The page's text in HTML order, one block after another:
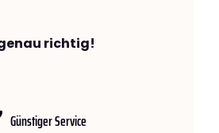
richtig!
Günstiger Service